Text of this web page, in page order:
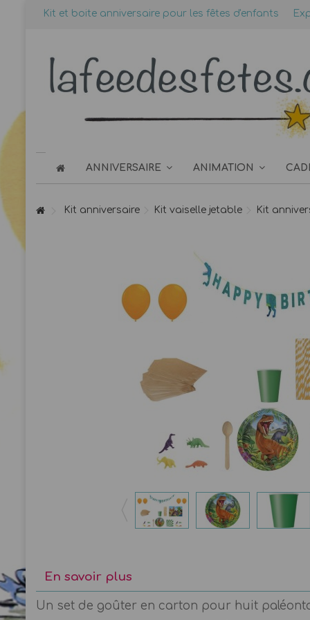
Kit et boite anniversaire pour les fêtes d'enfants
ANNIVERSAIRE ANIMATION
Kit anniversaire Kit vaiselle jetable Kit
En savoir plus
Un set de goûter en carton pour huit